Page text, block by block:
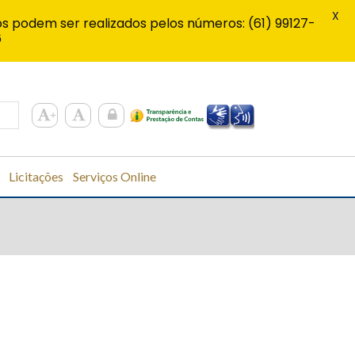
Licitações Serviços Online
ser realizados pelos números: (61) 99127-
X